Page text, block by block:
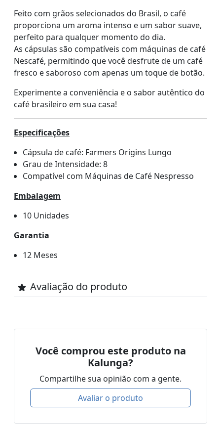
Feito com grãos selecionados do Brasil, o café
proporciona um aroma intenso e um sabor suave,
perfeito para qualquer momento do dia.
As cápsulas são compatíveis com máquinas de café
Nescafé, permitindo que você desfrute de um café
fresco e saboroso com apenas um toque de botão.
Experimente a conveniência e o sabor autêntico do
café brasileiro em sua casa!
Especificações
Cápsula de café: Farmers Origins Lungo
Grau de Intensidade: 8
Compatível com Máquinas de Café Nespresso
Embalagem
10 Unidades
Garantia
12 Meses
Avaliação do produto
Você comprou este produto na
Kalunga?
Compartilhe sua opinião com a gente.
Avaliar o produto